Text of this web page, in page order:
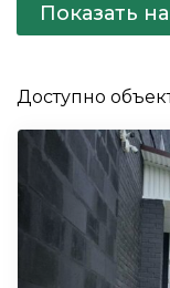
Показать
Доступно